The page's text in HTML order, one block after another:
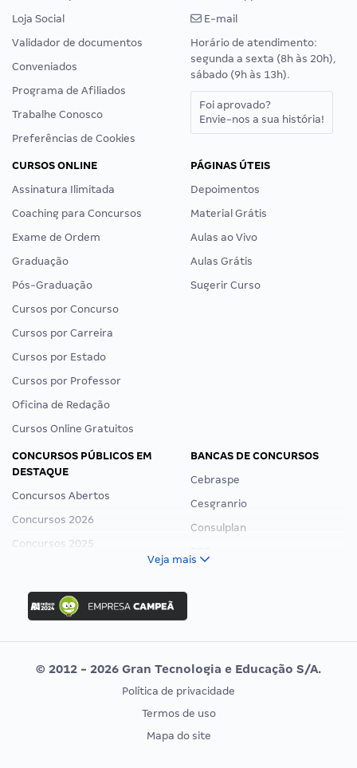
Loja Social
Validador de documentos
Conveniados
Programa de Afiliados
Trabalhe Conosco
Preferências de Cookies
E-mail
Horário de atendimento:
segunda a sexta (8h às 20h),
sábado (9h às 13h).
Foi aprovado?
Envie-nos a sua história!
CURSOS ONLINE
Assinatura Ilimitada
Coaching para Concursos
Exame de Ordem
Graduação
Pós-Graduação
Cursos por Concurso
Cursos por Carreira
Cursos por Estado
Cursos por Professor
Oficina de Redação
Cursos Online Gratuitos
PÁGINAS ÚTEIS
Depoimentos
Material Grátis
Aulas ao Vivo
Aulas Grátis
Sugerir Curso
CONCURSOS PÚBLICOS EM
DESTAQUE
Concursos Abertos
Concursos 2026
Concursos 2025
Concurso Ibama
Concurso MPU
Editais publicados
BANCAS DE CONCURSOS
Cebraspe
Cesgranrio
Consulplan
Vunesp
CONCURSOS POR PROFISSÃO
EXAME DE ORDEM
Veja mais
© 2012 - 2026 Gran Tecnologia e Educação S/A.
Política de privacidade
Termos de uso
Mapa do site